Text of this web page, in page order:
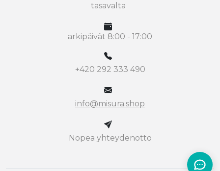
tasavalta
arkipäivät 8:00 - 17:00
+420 292 333 490
info@misura.shop
Nopea yhteydenotto